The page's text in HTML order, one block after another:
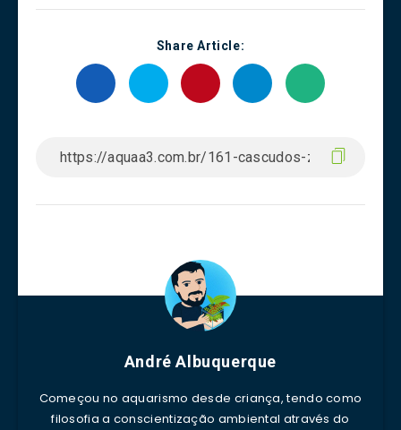
Share Article:
André Albuquerque
Começou no aquarismo desde criança, tendo como
filosofia a conscientização ambiental através do